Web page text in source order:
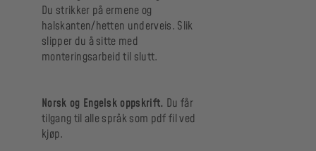
Du strikker på ermene og
halskanten/hetten underveis. Slik
slipper du å sitte med
monteringsarbeid til slutt.
Norsk og Engelsk oppskrift. Du får
tilgang til alle språk som pdf fil ved
kjøp.